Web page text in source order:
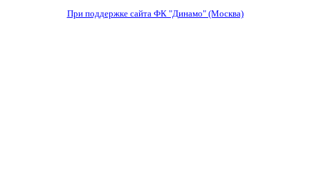
При поддержке сайта ФК "Динамо" (Москва)